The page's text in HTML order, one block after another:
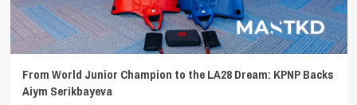
From World Junior Champion to the LA28 Dream: KPNP Backs
Aiym Serikbayeva